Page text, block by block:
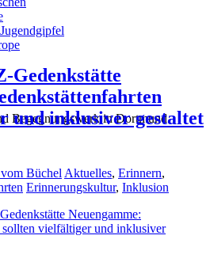
Begegnungswerk in Dortmund
Gedenkstätte
und inklusiver gestaltet
Büchel Aktuelles, Erinnern,
Erinnerungskultur, Inklusion